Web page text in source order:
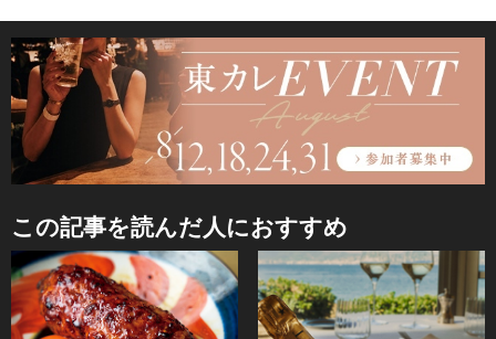
この記事を読んだ人におすすめ